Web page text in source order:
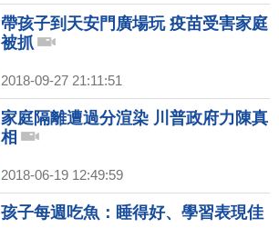
帶孩子到天安門廣場玩 疫苗受害家庭
被抓
2018-09-27 21:11:51
家庭隔離遭過分渲染 川普政府力陳真
相
2018-06-19 12:49:59
孩子每週吃魚：睡得好、學習表現佳